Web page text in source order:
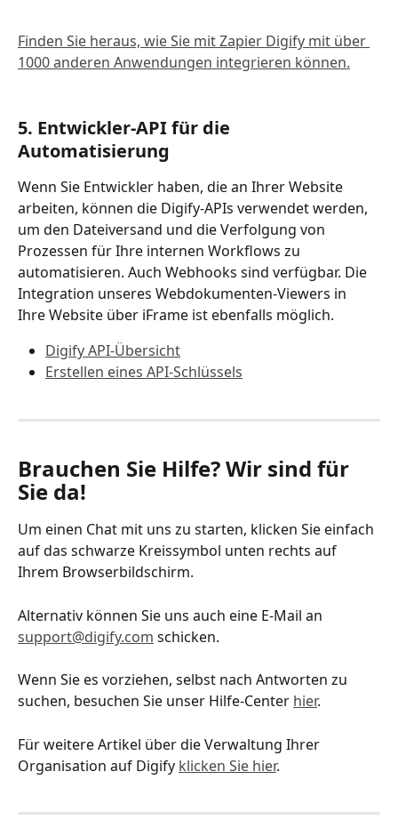
Finden Sie heraus, wie Sie mit Zapier Digify mit über
1000 anderen Anwendungen integrieren können.
5. Entwickler-API für die
Automatisierung
Wenn Sie Entwickler haben, die an Ihrer Website
arbeiten, können die Digify-APIs verwendet werden,
um den Dateiversand und die Verfolgung von
Prozessen für Ihre internen Workflows zu
automatisieren. Auch Webhooks sind verfügbar. Die
Integration unseres Webdokumenten-Viewers in
Ihre Website über iFrame ist ebenfalls möglich.
Digify API-Übersicht
Erstellen eines API-Schlüssels
Brauchen Sie Hilfe? Wir sind für
Sie da!
Um einen Chat mit uns zu starten, klicken Sie einfach
auf das schwarze Kreissymbol unten rechts auf
Ihrem Browserbildschirm.
Alternativ können Sie uns auch eine E-Mail an
support@digify.com schicken.
Wenn Sie es vorziehen, selbst nach Antworten zu
suchen, besuchen Sie unser Hilfe-Center hier.
Für weitere Artikel über die Verwaltung Ihrer
Organisation auf Digify klicken Sie hier.